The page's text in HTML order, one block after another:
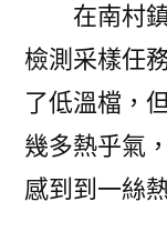
在南村鎮
檢測采樣任
了低溫檔，
幾多熱乎氣
感到到一絲